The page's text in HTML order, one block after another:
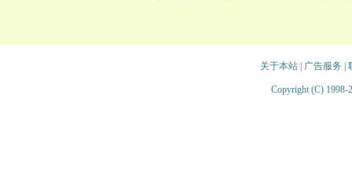
关于本站| 广告服务
Copyright (C) 1998-